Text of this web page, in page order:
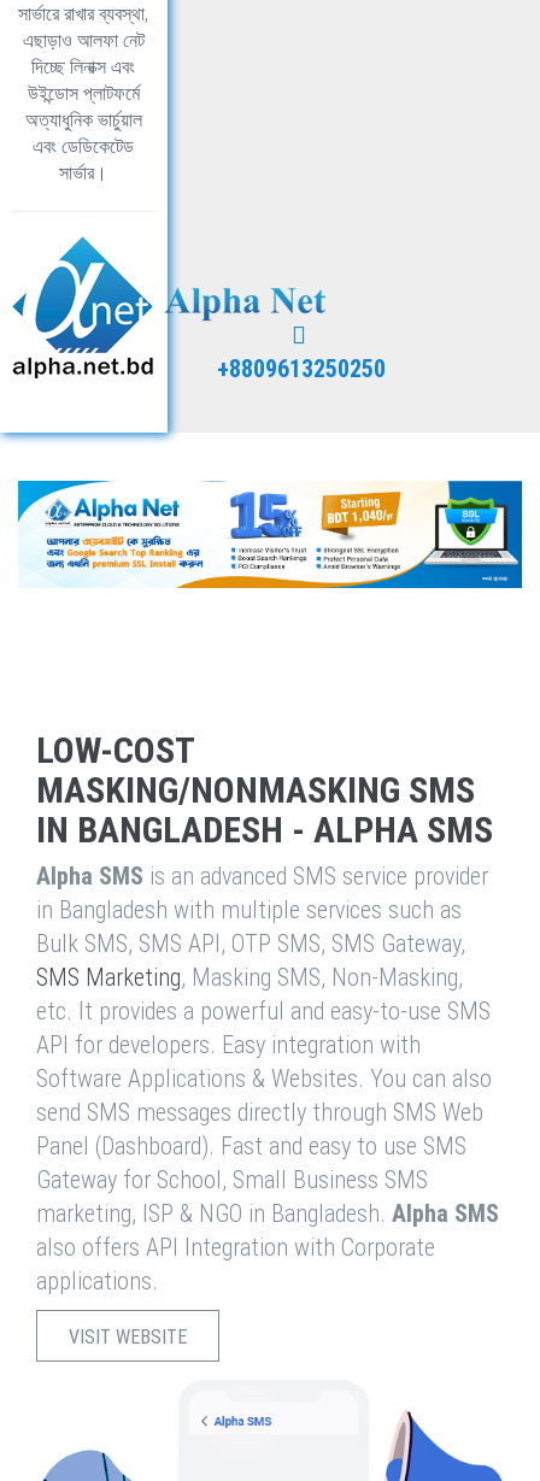
সার্ভারে রাখার ব্যবস্থা,
এছাড়াও আলফা নেট
দিচ্ছে লিনাক্স এবং
উইন্ডোস প্লাটফর্মে
অত্যাধুনিক ভার্চুয়াল
এবং ডেডিকেটেড
সার্ভার।
+8809613250250
LOW-COST
MASKING/NONMASKING SMS
IN BANGLADESH - ALPHA SMS
Alpha SMS is an advanced SMS service provider
in Bangladesh with multiple services such as
Bulk SMS, SMS API, OTP SMS, SMS Gateway,
SMS Marketing, Masking SMS, Non-Masking,
etc. It provides a powerful and easy-to-use SMS
API for developers. Easy integration with
Software Applications & Websites. You can also
send SMS messages directly through SMS Web
Panel (Dashboard). Fast and easy to use SMS
Gateway for School, Small Business SMS
marketing, ISP & NGO in Bangladesh. Alpha SMS
also offers API Integration with Corporate
applications.
VISIT WEBSITE